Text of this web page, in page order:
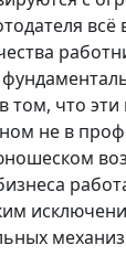
том, что
не в